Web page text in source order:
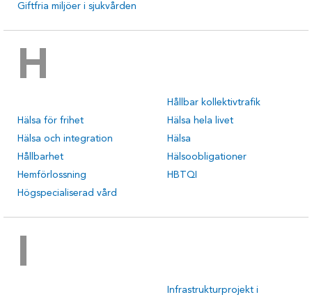
Giftfria miljöer i sjukvården
H
Hållbar kollektivtrafik
Hälsa för frihet
Hälsa hela livet
Hälsa och integration
Hälsa
Hållbarhet
Hälsoobligationer
Hemförlossning
HBTQI
Högspecialiserad vård
I
Infrastrukturprojekt i